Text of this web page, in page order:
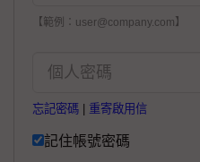
【範例：user@company.com】
忘記密碼 重寄啟用信
記住帳號密碼